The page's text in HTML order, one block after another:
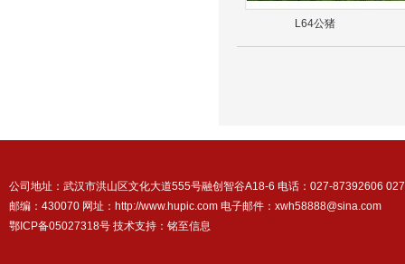
L64公猪
公司地址：武汉市洪山区文化大道555号融创智谷A18-6 电话：027-87392606
邮编：430070 网址：http://www.hupic.com 电子邮件：xwh58888@sina.com
鄂ICP备05027318号 技术支持： 铭至信息